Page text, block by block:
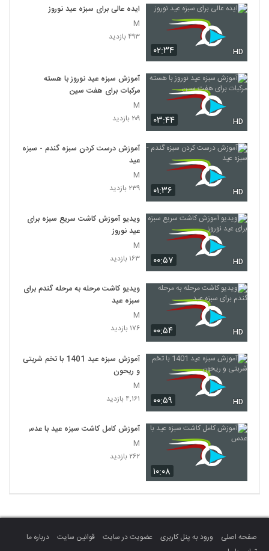
۰۲:۳۴ HD
ایده عالی برای سبزه عید نوروز
M
۴۹۳ بازدید
۰۳:۴۴ HD
آموزش سبزه عید نوروز با هسته
مرکبات برای هفت سین
M
۲۰۹ بازدید
۰۱:۳۶ HD
آموزش درست کردن سبزه گندم - سبزه
عید
M
۲۳۹ بازدید
۰۰:۵۷ HD
ویدیو آموزش کاشت سریع سبزه برای
عید نوروز
M
۱۶۳ بازدید
۰۰:۵۴ HD
ویدیو کاشت مرحله به مرحله گندم برای
سبزه عید
M
۱۷۶ بازدید
۰۰:۵۹ HD
آموزش سبزه عید 1401 با تخم شربتی
و ریحون
M
۴,۱۶۱ بازدید
۱۰:۰۸
آموزش کامل کاشت سبزه عید با عدس
M
۲۶۲ بازدید
صفحه اصلی ورود به پنل کاربری عضویت در سایت قوانین سایت
درباره ما